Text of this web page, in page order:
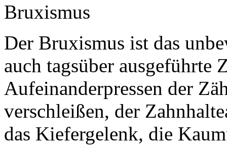
Bruxismus
Der Bruxismus ist das
auch tagsüber ausgeführte
Aufeinanderpressen der
verschleißen, der
das Kiefergelenk, die